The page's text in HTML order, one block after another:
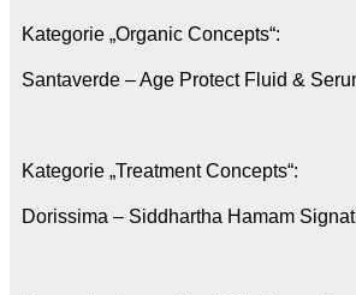
Kategorie „Organic Concepts“:
Santaverde – Age Protect Fluid &
Kategorie „Treatment Concepts“:
Dorissima – Siddhartha Hamam